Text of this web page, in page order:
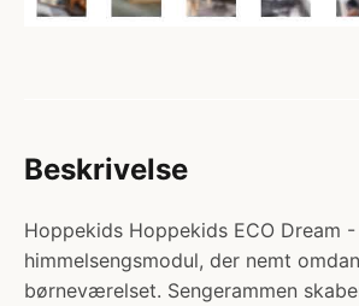
Beskrivelse
Hoppekids Hoppekids ECO Dream
himmelsengsmodul, der nemt
børneværelset. Sengerammen